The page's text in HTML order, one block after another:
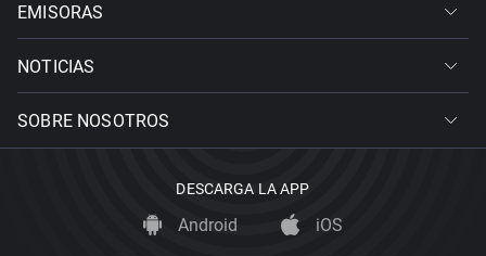
EMISORAS
NOTICIAS
SOBRE NOSOTROS
DESCARGA LA APP
Android iOS